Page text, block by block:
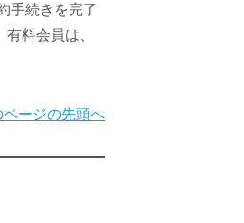
手続きを完了
料会員は、
ページの先頭へ